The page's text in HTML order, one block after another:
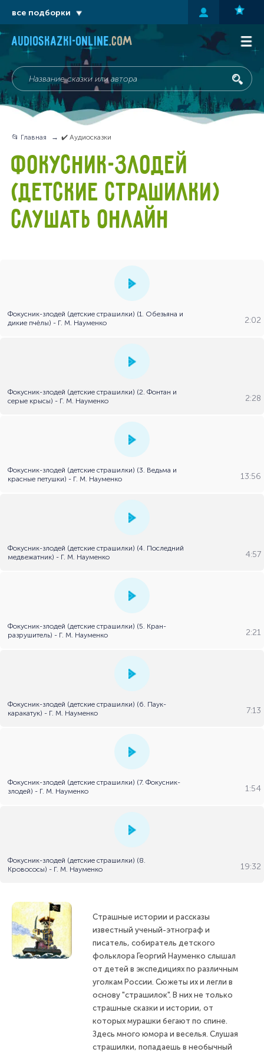
audioskazki-online.com
📂 Главная ✔️ Аудиосказки
ФОКУСНИК-ЗЛОДЕЙ
(ДЕТСКИЕ СТРАШИЛКИ)
СЛУШАТЬ ОНЛАЙН
Фокусник-злодей (детские страшилки) (1. Обезьяна и
дикие пчёлы) - Г. М. Науменко
2:02
Фокусник-злодей (детские страшилки) (2. Фонтан и
серые крысы) - Г. М. Науменко
2:28
Фокусник-злодей (детские страшилки) (3. Ведьма и
красные петушки) - Г. М. Науменко
13:56
Фокусник-злодей (детские страшилки) (4. Последний
медвежатник) - Г. М. Науменко
4:57
Фокусник-злодей (детские страшилки) (5. Кран-
разрушитель) - Г. М. Науменко
2:21
Фокусник-злодей (детские страшилки) (6. Паук-
каракатук) - Г. М. Науменко
7:13
Фокусник-злодей (детские страшилки) (7. Фокусник-
злодей) - Г. М. Науменко
1:54
Фокусник-злодей (детские страшилки) (8.
Кровососы) - Г. М. Науменко
19:32
Страшные истории и рассказы
известный ученый-этнограф и
писатель, собиратель детского
фольклора Георгий Науменко слышал
от детей в экспедициях по различным
уголкам России. Сюжеты их и легли в
основу "страшилок". В них не только
страшные сказки и истории, от
которых мурашки бегают по спине.
Здесь много юмора и веселья. Слушая
страшилки, попадаешь в необычный
все подборки